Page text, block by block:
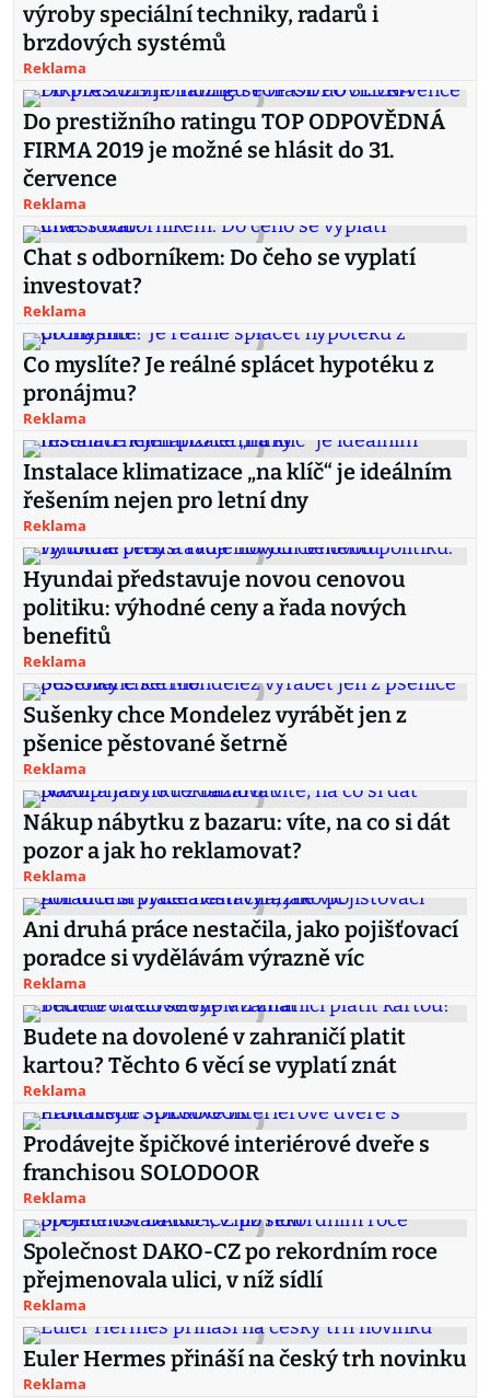
výroby speciální techniky, radarů i
brzdových systémů
Reklama
Do prestižního ratingu TOP ODPOVĚDNÁ
FIRMA 2019 je možné se hlásit do 31.
července
Reklama
Chat s odborníkem: Do čeho se vyplatí
investovat?
Reklama
Co myslíte? Je reálné splácet hypotéku z
pronájmu?
Reklama
Instalace klimatizace „na klíč“ je ideálním
řešením nejen pro letní dny
Reklama
Hyundai představuje novou cenovou
politiku: výhodné ceny a řada nových
benefitů
Reklama
Sušenky chce Mondelez vyrábět jen z
pšenice pěstované šetrně
Reklama
Nákup nábytku z bazaru: víte, na co si dát
pozor a jak ho reklamovat?
Reklama
Ani druhá práce nestačila, jako pojišťovací
poradce si vydělávám výrazně víc
Reklama
Budete na dovolené v zahraničí platit
kartou? Těchto 6 věcí se vyplatí znát
Reklama
Prodávejte špičkové interiérové dveře s
franchisou SOLODOOR
Reklama
Společnost DAKO-CZ po rekordním roce
přejmenovala ulici, v níž sídlí
Reklama
Euler Hermes přináší na český trh novinku
Reklama